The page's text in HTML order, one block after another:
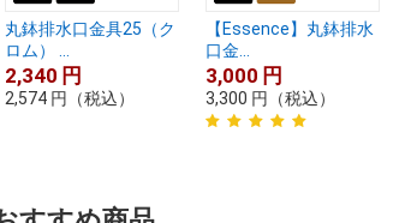
丸鉢排水口金具25（ク
ロム） ...
2,340 円
2,574 円 （税込）
【Essence】丸鉢排水
口金...
3,000 円
3,300 円 （税込）